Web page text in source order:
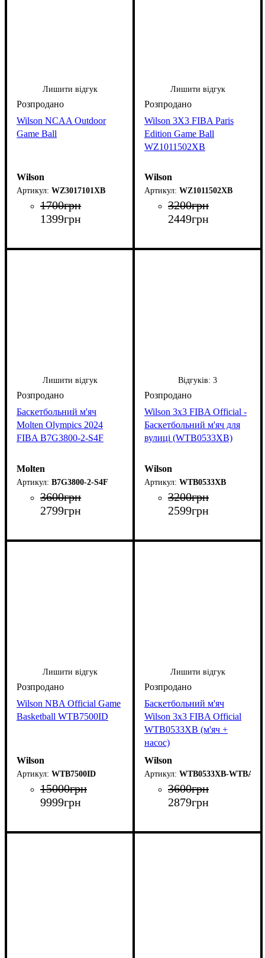
Лишити відгук
Wilson NCAA Outdoor
Game Ball
Wilson
WZ3017101XB
1700грн
1399грн
Лишити відгук
Wilson 3X3 FIBA Paris
Edition Game Ball
WZ1011502XB
Wilson
WZ1011502XB
3200грн
2449грн
Лишити відгук
Баскетбольний м'яч
Molten Olympics 2024
FIBA B7G3800-2-S4F
Molten
B7G3800-2-S4F
3600грн
2799грн
Відгуків: 3
Wilson 3x3 FIBA Official -
Баскетбольний м'яч для
вулиці (WTB0533XB)
Wilson
WTB0533XB
3200грн
2599грн
Лишити відгук
Wilson NBA Official Game
Basketball WTB7500ID
Wilson
WTB7500ID
15000грн
9999грн
Лишити відгук
Баскетбольний м'яч
Wilson 3x3 FIBA Official
WTB0533XB (м'яч +
насос)
Wilson
WTB0533XB-
3600грн
2879грн